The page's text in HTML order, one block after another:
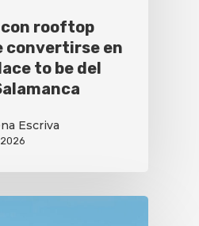
rooftop
convertirse en
to be del
Escriva